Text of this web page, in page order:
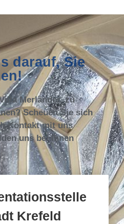
darauf, Sie
Merländer, zu
Scheuen Sie sich
Kontakt mit uns
uns bei Ihnen
Krefeld